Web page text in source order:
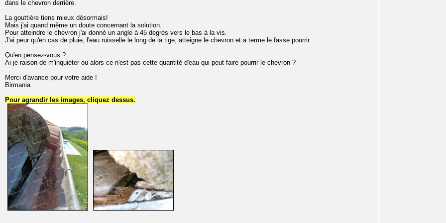
dans le chevron derrière.
La gouttière tiens mieux désormais!
Mais j'ai quand même un doute concernant la solution.
Pour atteindre le chevron j'ai donné un angle à 45 degrés vers le bas à la vis.
J'ai peur qu'en cas de pluie, l'eau ruisselle le long de la tige, atteigne le chevron et a terme le fasse pourrir.
Qu'en pensez-vous ?
Ai-je raison de m'inquiéter ou alors ce n'est pas cette quantité d'eau qui peut faire pourrir le chevron ?
Merci d'avance pour votre aide !
Birmania
Pour agrandir les images, cliquez dessus.